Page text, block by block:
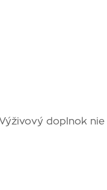
doplnok nie